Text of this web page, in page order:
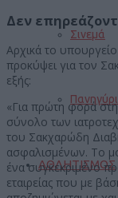
Σινεμά
ΑΘΛΗΤΙΣΜΟΣ
Δεν
Αρχικά το
προκύψει για τον
εξής:
«Για πρώτη φορά
σύνολο των
του Σακχαρώδη
ασφαλισμένων. Το
ένα συγκεκριμένο
εταιρείας που με